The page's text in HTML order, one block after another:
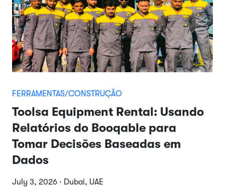
FERRAMENTAS/CONSTRUÇÃO
Toolsa Equipment Rental: Usando
Relatórios do Booqable para
Tomar Decisões Baseadas em
Dados
July 3, 2026 · Dubai, UAE